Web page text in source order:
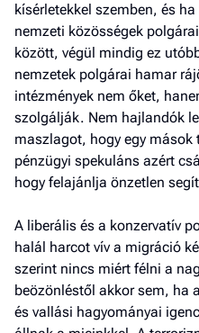
kísérletekkel szemben, és
nemzeti közösségek
között, végül mindig ez
nemzetek polgárai hamar
intézmények nem őket,
szolgálják. Nem hajlandók
maszlagot, hogy egy
pénzügyi spekuláns azért
hogy felajánlja önzetlen
A liberális és a konzervatív
halál harcot vív a migráció
szerint nincs miért félni a
beözönléstől akkor sem, ha
és vallási hagyományai